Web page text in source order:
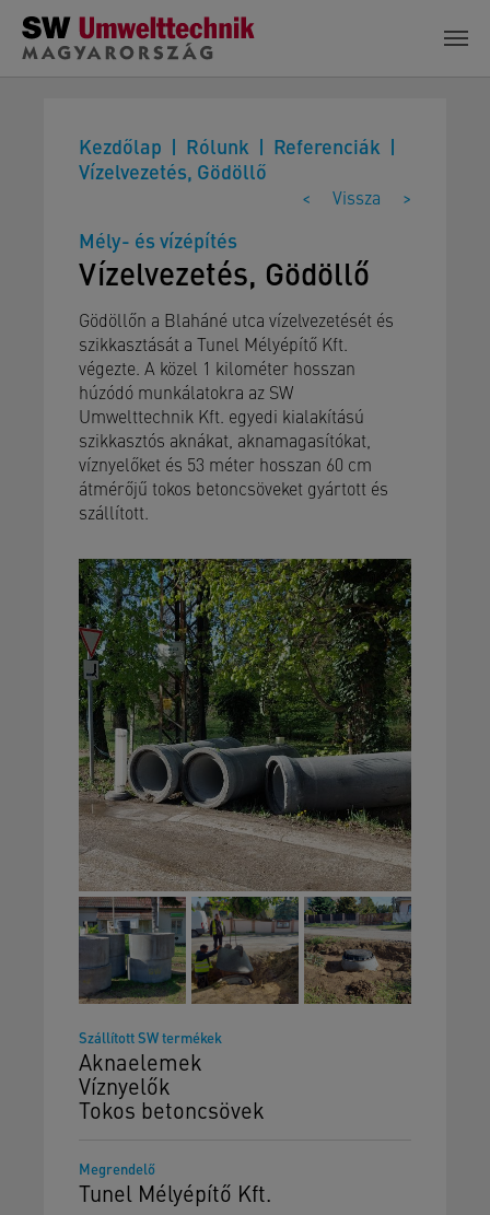
Skip to main content
Kezdőlap Rólunk
Referenciák
Vízelvezetés, Gödöllő
< Vissza >
Mély- és vízépítés
Vízelvezetés, Gödöllő
Gödöllőn a Blaháné utca vízelvezetését és
szikkasztását a Tunel Mélyépítő Kft.
végezte. A közel 1 kilométer hosszan
húzódó munkálatokra az SW
Umwelttechnik Kft. egyedi kialakítású
szikkasztós aknákat, aknamagasítókat,
víznyelőket és 53 méter hosszan 60 cm
átmérőjű tokos betoncsöveket gyártott és
szállított.
Szállított SW termékek
Aknaelemek
Víznyelők
Tokos betoncsövek
Megrendelő
Tunel Mélyépítő Kft.